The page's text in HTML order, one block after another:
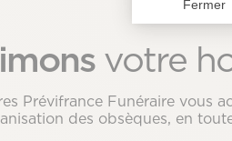
votre
Prévifrance Funéraire vous
des obsèques, en